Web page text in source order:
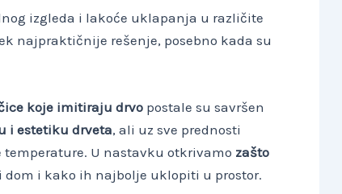
izgleda i lakoće uklapanja u različite
najpraktičnije rešenje, posebno kada su
koje imitiraju drvo postale su savršen
i estetiku drveta, ali uz sve prednosti
U nastavku otkrivamo zašto
dom i kako ih najbolje uklopiti u prostor.